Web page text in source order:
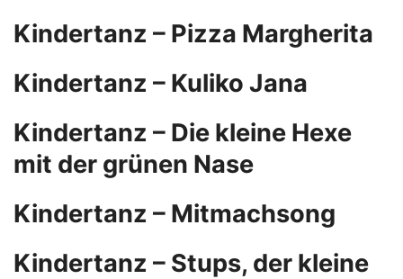
Kindertanz – Pizza Margherita
Kindertanz – Kuliko Jana
Kindertanz – Die kleine Hexe
mit der grünen Nase
Kindertanz – Mitmachsong
Kindertanz – Stups, der kleine